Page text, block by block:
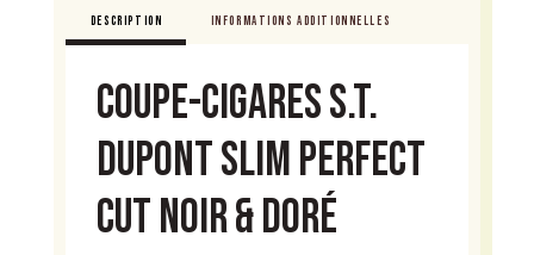
Dupont
Slim
DESCRIPTION INFORMATIONS ADDITIONNELLES
Coupe-cigares S.T.
Dupont Slim Perfect
Cut Noir & Doré